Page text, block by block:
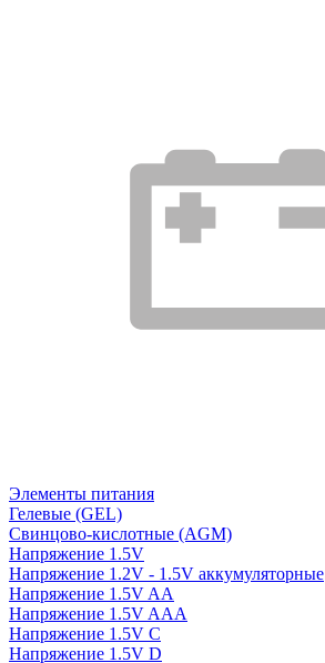
Элементы питания
Гелевые (GEL)
Свинцово-кислотные (AGM)
Напряжение 1.5V
Напряжение 1.2V - 1.5V аккумуляторные
Напряжение 1.5V AA
Напряжение 1.5V AAA
Напряжение 1.5V C
Напряжение 1.5V D